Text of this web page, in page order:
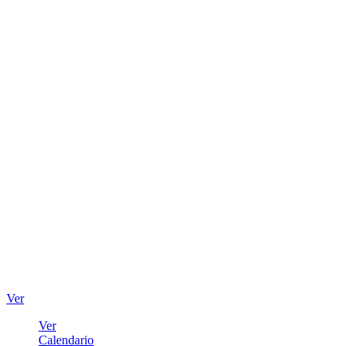
Ver
Ver
Calendario